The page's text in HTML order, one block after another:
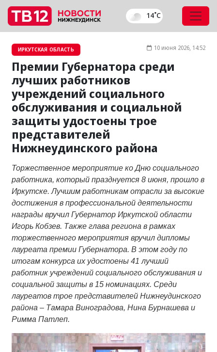
14˚C
ИРКУТСКАЯ ОБЛАСТЬ 10 июня 2026, 14:52
Премии Губернатора среди
лучших работников
учреждений социального
обслуживания и социальной
защиты удостоены трое
представителей
Нижнеудинского района
Торжественное мероприятие ко Дню социального
работника, который празднуется 8 июня, прошло в
Иркутске. Лучшим работникам отрасли за высокие
достижения в профессиональной деятельности
награды вручил Губернатор Иркутской области
Игорь Кобзев. Также глава региона в рамках
торжественного мероприятия вручил дипломы
лауреата премии Губернатора. В этом году по
итогам конкурса их удостоены 41 лучший
работник учреждений социального обслуживания и
социальной защиты в 15 номинациях. Среди
лауреатов трое представителей Нижнеудинского
района – Тамара Виноградова, Нина Бурнашева и
Римма Патлеп.